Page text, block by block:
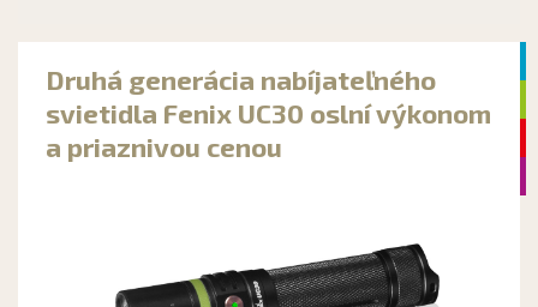
Druhá generácia nabíjateľného
svietidla Fenix UC30 oslní výkonom
a priaznivou cenou